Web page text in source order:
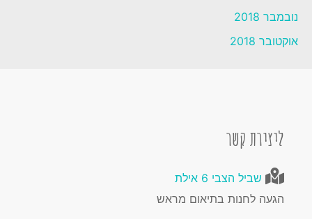
נובמבר 2018
אוקטובר 2018
ליצירת קשר
שביל הצבי 6 אילת
הגעה לחנות בתיאום מראש